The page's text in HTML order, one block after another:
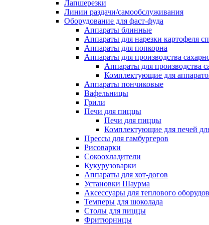
Лапшерезки
Линии раздачи/самообслуживания
Оборудование для фаст-фуда
Аппараты блинные
Аппараты для нарезки картофеля
Аппараты для попкорна
Аппараты для производства
Аппараты для производства
Комплектующие для
Аппараты пончиковые
Вафельницы
Грили
Печи для пиццы
Печи для пиццы
Комплектующие для печей
Прессы для гамбургеров
Рисоварки
Сокоохладители
Кукурузоварки
Аппараты для хот-догов
Установки Шаурма
Аксессуары для теплового
Темперы для шоколада
Столы для пиццы
Фритюрницы